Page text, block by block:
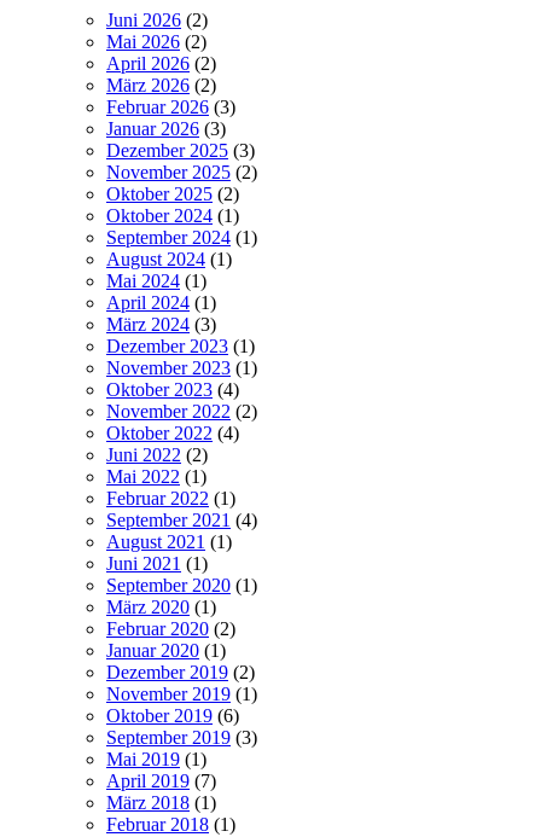
Juni 2026 (2)
Mai 2026 (2)
April 2026 (2)
März 2026 (2)
Februar 2026 (3)
Januar 2026 (3)
Dezember 2025 (3)
November 2025 (2)
Oktober 2025 (2)
Oktober 2024 (1)
September 2024 (1)
August 2024 (1)
Mai 2024 (1)
April 2024 (1)
März 2024 (3)
Dezember 2023 (1)
November 2023 (1)
Oktober 2023 (4)
November 2022 (2)
Oktober 2022 (4)
Juni 2022 (2)
Mai 2022 (1)
Februar 2022 (1)
September 2021 (4)
August 2021 (1)
Juni 2021 (1)
September 2020 (1)
März 2020 (1)
Februar 2020 (2)
Januar 2020 (1)
Dezember 2019 (2)
November 2019 (1)
Oktober 2019 (6)
September 2019 (3)
Mai 2019 (1)
April 2019 (7)
März 2018 (1)
Februar 2018 (1)